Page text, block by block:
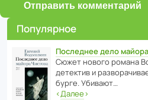
Отправить комментарий
Популярное
Последнее дело
Сюжет нового романа
дете­ктив и
бурге. Убивают…
‹Далее›